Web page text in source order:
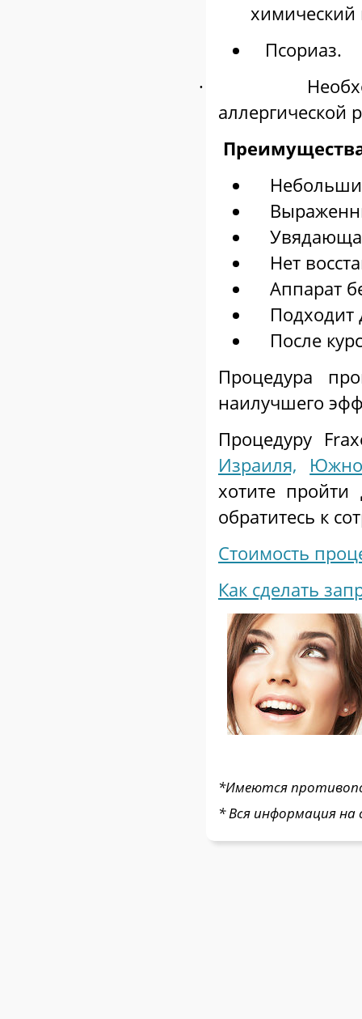
Псориаз.
·
аллергической
Нет
Аппарат
Подходит
После
Процедура
наилучшего
Процедуру
Израиля,
хотите
обратитесь к
Стоимость
Как сделать
*Имеются
* Вся информация на